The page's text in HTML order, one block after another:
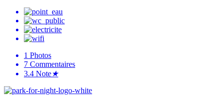
1 Photos
7 Commentaires
3.4 Note★